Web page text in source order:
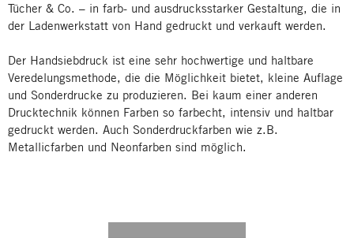
Tücher & Co. – in farb- und ausdrucksstarker Gestaltung, die in
der Ladenwerkstatt von Hand gedruckt und verkauft werden.
Der Handsiebdruck ist eine sehr hochwertige und haltbare
Veredelungsmethode, die die Möglichkeit bietet, kleine Auflage
und Sonderdrucke zu produzieren. Bei kaum einer anderen
Drucktechnik können Farben so farbecht, intensiv und haltbar
gedruckt werden. Auch Sonderdruckfarben wie z.B.
Metallicfarben und Neonfarben sind möglich.